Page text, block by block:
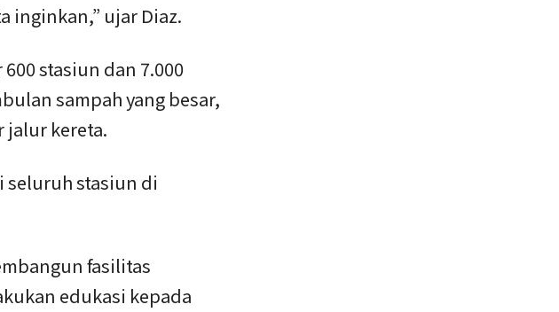
inginkan,” ujar Diaz.
stasiun dan 7.000
sampah yang besar,
jalur kereta.
seluruh stasiun di
fasilitas
edukasi kepada